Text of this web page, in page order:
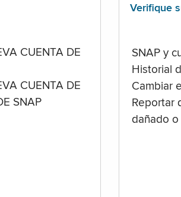
CUENTA DE
CUENTA DE
SNAP
Verifique
SNAP y
Historial
Cambiar
Reportar
dañado